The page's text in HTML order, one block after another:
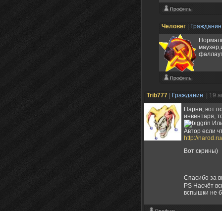
Человег
Trib777 Гражданин
| 19
Парни, вот
инвентаря,
Автор если
http://
Вот скрины)
Спасибо за
PS Насчёт
вспышки не